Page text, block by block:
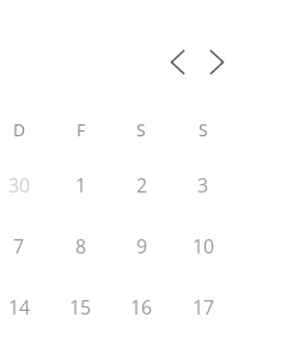
D F S S
30 1 2 3
7 8 9 10
14 15 16 17